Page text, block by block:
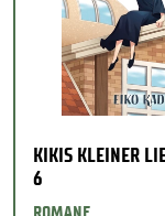
KIKIS KLEINER
6